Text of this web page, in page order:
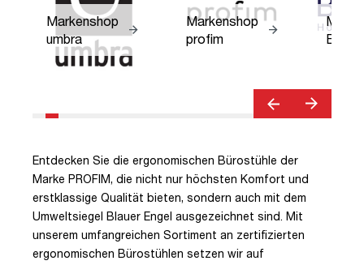
Markenshop
umbra
Markenshop
profim
Entdecken Sie die ergonomischen Bürostühle der
Marke PROFIM, die nicht nur höchsten Komfort und
erstklassige Qualität bieten, sondern auch mit dem
Umweltsiegel Blauer Engel ausgezeichnet sind. Mit
unserem umfangreichen Sortiment an zertifizierten
ergonomischen Bürostühlen setzen wir auf